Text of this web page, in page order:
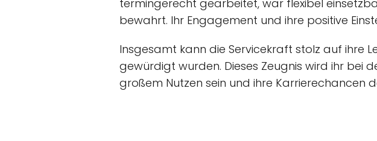
termingerecht gearbeitet, war flexibel
bewahrt. Ihr Engagement und ihre positive
Insgesamt kann die Servicekraft stolz auf ihre
gewürdigt wurden. Dieses Zeugnis wird ihr bei
großem Nutzen sein und ihre Karrierechancen